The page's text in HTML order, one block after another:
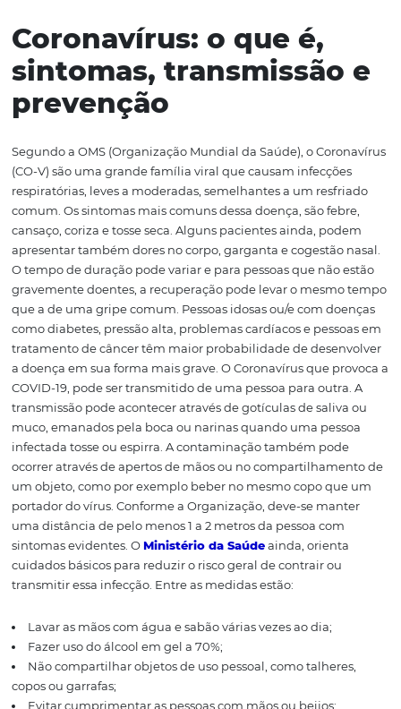
diversos lugares. Pensando nisso, preparamos esta
principais informações que você, hoteleiro, precisa
Coronavírus
que podem ser adotadas em seu hotel para a
Coronavírus: o que é,
sintomas,
prevenção
Segundo a OMS (Organização Mundial da Saúde), o
(CO-V) são uma grande família viral que causam
respiratórias, leves a moderadas, semelhantes a um
comum. Os sintomas mais comuns dessa doença, são
cansaço, coriza e tosse seca. Alguns pacientes ainda,
apresentar também dores no corpo, garganta e
O tempo de duração pode variar e para pessoas que
gravemente doentes, a recuperação pode levar o
que a de uma gripe comum. Pessoas idosas ou/e com
como diabetes, pressão alta, problemas cardíacos e
tratamento de câncer têm maior probabilidade de
a doença em sua forma mais grave. O Coronavírus que
transmissão pode acontecer através de gotículas de
muco, emanados pela boca ou narinas quando uma
infectada tosse ou espirra. A contaminação também
ocorrer através de apertos de mãos ou no